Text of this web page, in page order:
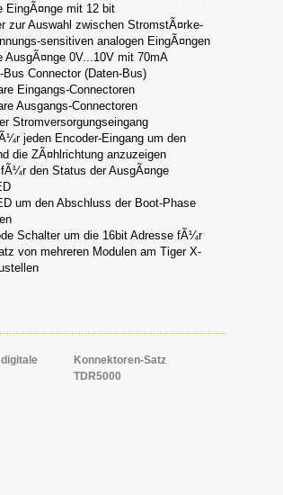
EingÃ¤nge mit 12 bit
zur Auswahl zwischen StromstÃ¤rke-
sensitiven analogen EingÃ¤ngen
AusgÃ¤nge 0V...10V mit 70mA
Connector (Daten-Bus)
Eingangs-Connectoren
Ausgangs-Connectoren
Stromversorgungseingang
jeden Encoder-Eingang um den
die ZÃ¤hlrichtung anzuzeigen
den Status der AusgÃ¤nge
um den Abschluss der Boot-Phase
Schalter um die 16bit Adresse fÃ¼r
von mehreren Modulen am Tiger X-
Konnektoren-Satz
TDR5000